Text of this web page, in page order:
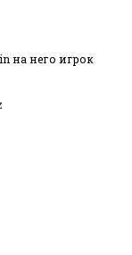
на него игрок